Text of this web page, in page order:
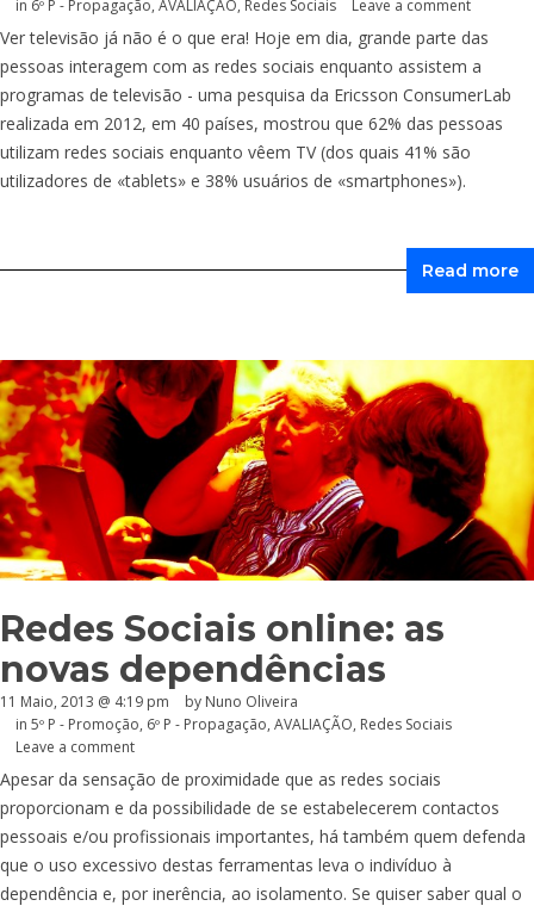
in 6º P - Propagação, AVALIAÇÃO, Redes Sociais Leave a comment
Ver televisão já não é o que era! Hoje em dia, grande parte das
pessoas interagem com as redes sociais enquanto assistem a
programas de televisão - uma pesquisa da Ericsson ConsumerLab
realizada em 2012, em 40 países, mostrou que 62% das pessoas
utilizam redes sociais enquanto vêem TV (dos quais 41% são
utilizadores de «tablets» e 38% usuários de «smartphones»).
Read more
Redes Sociais online: as
novas dependências
11 Maio, 2013 @ 4:19 pm
by Nuno Oliveira
in 5º P - Promoção, 6º P - Propagação, AVALIAÇÃO, Redes Sociais
Leave a comment
Apesar da sensação de proximidade que as redes sociais
proporcionam e da possibilidade de se estabelecerem contactos
pessoais e/ou profissionais importantes, há também quem defenda
que o uso excessivo destas ferramentas leva o indivíduo à
dependência e, por inerência, ao isolamento. Se quiser saber qual o